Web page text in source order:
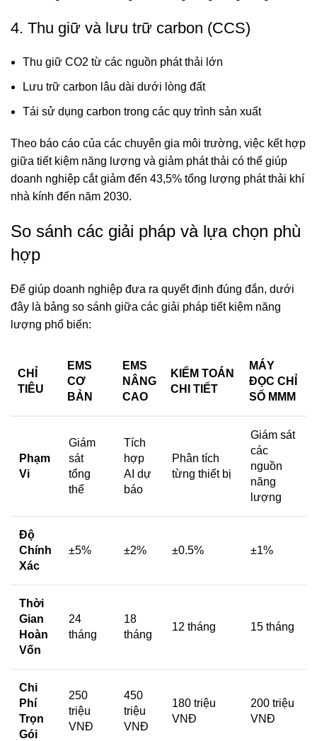
4. Thu giữ và lưu trữ carbon (CCS)
Thu giữ CO2 từ các nguồn phát thải lớn
Lưu trữ carbon lâu dài dưới lòng đất
Tái sử dụng carbon trong các quy trình sản xuất
Theo báo cáo của các chuyên gia môi trường, việc kết hợp
giữa tiết kiệm năng lượng và giảm phát thải có thể giúp
doanh nghiệp cắt giảm đến 43,5% tổng lượng phát thải khí
nhà kính đến năm 2030.
So sánh các giải pháp và lựa chọn phù
hợp
Để giúp doanh nghiệp đưa ra quyết định đúng đắn, dưới
đây là bảng so sánh giữa các giải pháp tiết kiệm năng
lượng phổ biến:
CHỈ
TIÊU
EMS
CƠ
BẢN
EMS
NÂNG
CAO
KIỂM TOÁN
CHI TIẾT
MÁY
ĐỌC CHỈ
SỐ MMM
Phạm
Vi
Giám
sát
tổng
thể
Tích
hợp
AI dự
báo
Phân tích
từng thiết bị
Giám sát
các
nguồn
năng
lượng
Độ
Chính
Xác
±5% ±2% ±0.5% ±1%
Thời
Gian
Hoàn
Vốn
24
tháng
18
tháng
12 tháng 15 tháng
Chi
Phí
Trọn
Gói
250
triệu
VNĐ
450
triệu
VNĐ
180 triệu
VNĐ
200 triệu
VNĐ